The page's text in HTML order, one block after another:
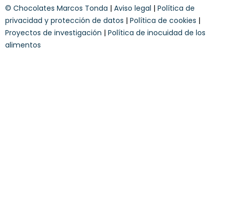
i
n
o
s
d
e
s
c
u
c
o
n
d
i
© Chocolates Marcos Tonda | Aviso legal | Política de
privacidad y protección de datos | Política de cookies |
Proyectos de investigación | Política de inocuidad de los
alimentos